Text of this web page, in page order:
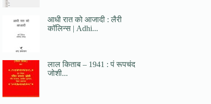
आधी रात को आजादी : लैरी
कॉलिन्स | Adhi...
लाल किताब – 1941 : पं रूपचंद
जोशी...